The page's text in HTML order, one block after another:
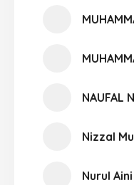
NAUFAL
Nizzal
Nurul